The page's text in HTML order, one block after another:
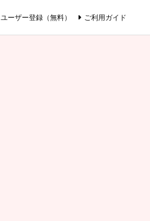
ユーザー登録（無料） ご利用ガイド